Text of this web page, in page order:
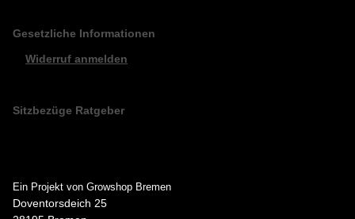
Gesetzliche Informationen
Widerruf anmelden
Sitzbezüge Ratgeber
Ein Projekt von Growshop Bremen
Doventorsdeich 25